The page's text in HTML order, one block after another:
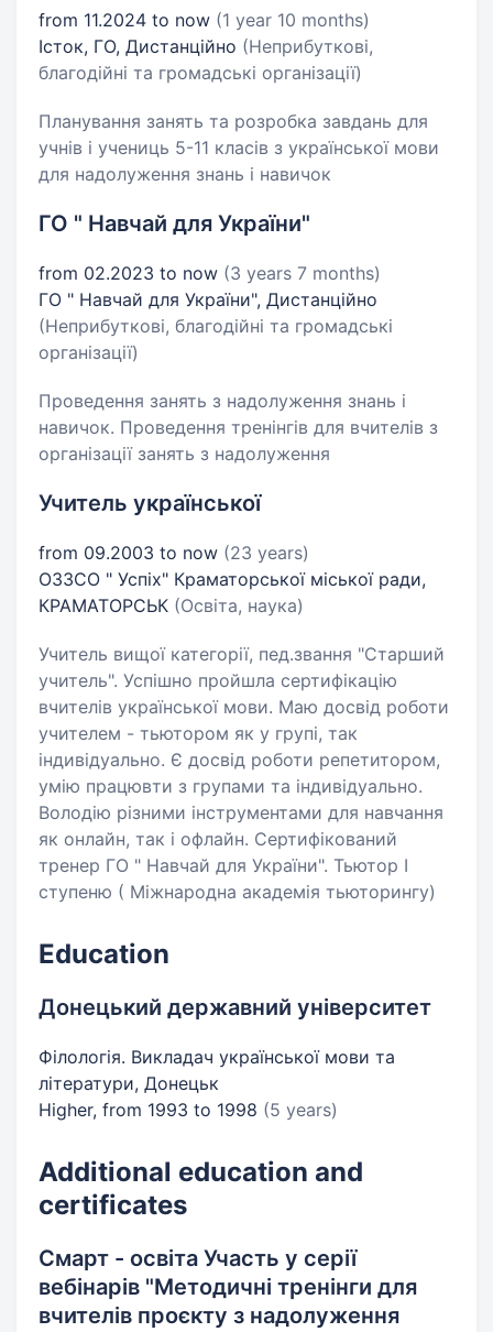
from 11.2024 to now (1 year 10 months)
Істок, ГО, Дистанційно (Неприбуткові,
благодійні та громадські організації)
Планування занять та розробка завдань для
учнів і учениць 5-11 класів з української мови
для надолуження знань і навичок
ГО " Навчай для України"
from 02.2023 to now (3 years 7 months)
ГО " Навчай для України", Дистанційно
(Неприбуткові, благодійні та громадські
організації)
Проведення занять з надолуження знань і
навичок. Проведення тренінгів для вчителів з
організації занять з надолуження
Учитель української
from 09.2003 to now (23 years)
ОЗЗСО " Успіх" Краматорської міської ради,
КРАМАТОРСЬК (Освіта, наука)
Учитель вищої категорії, пед.звання "Старший
учитель". Успішно пройшла сертифікацію
вчителів української мови. Маю досвід роботи
учителем - тьютором як у групі, так
індивідуально. Є досвід роботи репетитором,
умію працювти з групами та індивідуально.
Володію різними інструментами для навчання
як онлайн, так і офлайн. Сертифікований
тренер ГО " Навчай для України". Тьютор І
ступеню ( Міжнародна академія тьюторингу)
Education
Донецький державний університет
Філологія. Викладач української мови та
літератури, Донецьк
Higher, from 1993 to 1998 (5 years)
Additional education and
certificates
Смарт - освіта Участь у серії
вебінарів "Методичні тренінги для
вчителів проєкту з надолуження